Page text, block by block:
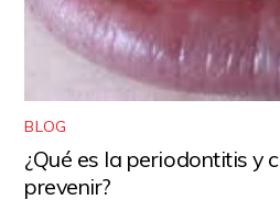
BLOG
¿Qué es la periodontitis y
prevenir?